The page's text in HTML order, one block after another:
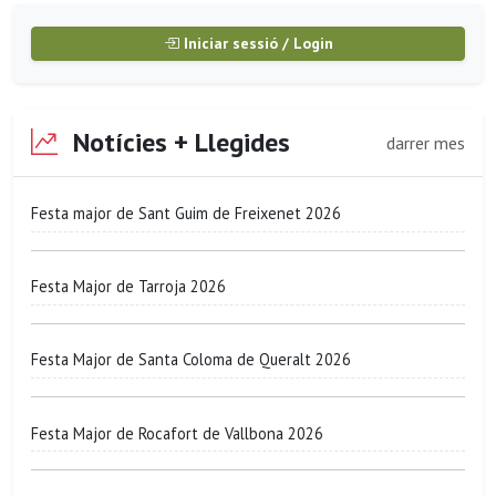
Iniciar sessió / Login
Notícies + Llegides darrer mes
Festa major de Sant Guim de Freixenet 2026
Festa Major de Tarroja 2026
Festa Major de Santa Coloma de Queralt 2026
Festa Major de Rocafort de Vallbona 2026